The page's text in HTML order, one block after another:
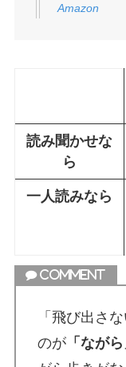
Amazon
読み聞かせな
ら
一人読みなら
「飛び出さ
のが「なが